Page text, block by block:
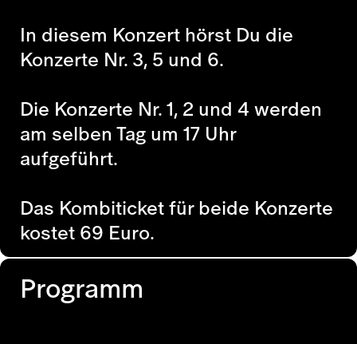
In diesem Konzert hörst Du die
Konzerte Nr. 3, 5 und 6.
Die Konzerte Nr. 1, 2 und 4 werden
am selben Tag um 17 Uhr
aufgeführt.
Das Kombiticket für beide Konzerte
kostet 69 Euro.
Programm